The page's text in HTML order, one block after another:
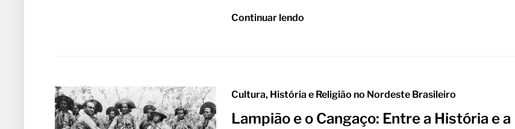
Continuar lendo
Cultura, História e Religião no Nordeste Brasileiro
Lampião e o Cangaço: Entre a História e a